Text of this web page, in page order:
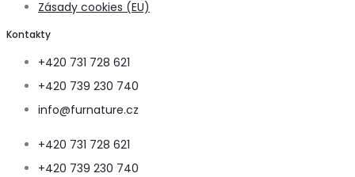
Zásady cookies (EU)
Kontakty
+420 731 728 621
+420 739 230 740
info@furnature.cz
+420 731 728 621
+420 739 230 740